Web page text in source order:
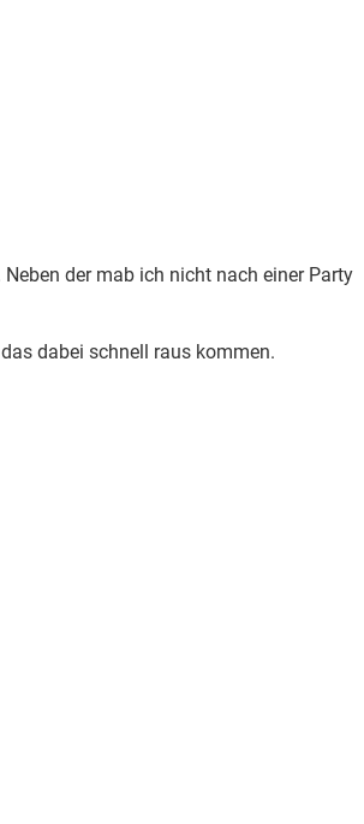
der mab ich nicht nach einer Party
dabei schnell raus kommen.